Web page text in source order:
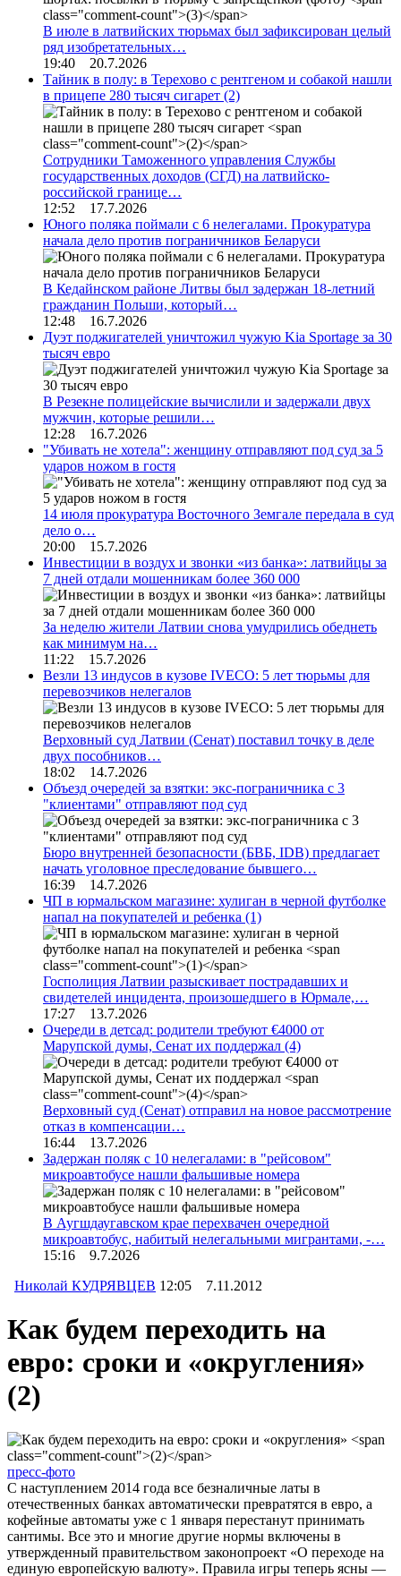
В июле в латвийских тюрьмах был зафиксирован целый
ряд изобретательных…
19:40 20.7.2026
Тайник в полу: в Терехово с рентгеном и собакой нашли
в прицепе 280 тысяч сигарет (2)
Сотрудники Таможенного управления Службы
государственных доходов (СГД) на латвийско-
российской границе…
12:52 17.7.2026
Юного поляка поймали с 6 нелегалами. Прокуратура
начала дело против пограничников Беларуси
В Кедайнском районе Литвы был задержан 18-летний
гражданин Польши, который…
12:48 16.7.2026
Дуэт поджигателей уничтожил чужую Kia Sportage за 30
тысяч евро
В Резекне полицейские вычислили и задержали двух
мужчин, которые решили…
12:28 16.7.2026
"Убивать не хотела": женщину отправляют под суд за 5
ударов ножом в гостя
14 июля прокуратура Восточного Земгале передала в суд
дело о…
20:00 15.7.2026
Инвестиции в воздух и звонки «из банка»: латвийцы за
7 дней отдали мошенникам более 360 000
За неделю жители Латвии снова умудрились обеднеть
как минимум на…
11:22 15.7.2026
Везли 13 индусов в кузове IVECO: 5 лет тюрьмы для
перевозчиков нелегалов
Верховный суд Латвии (Сенат) поставил точку в деле
двух пособников…
18:02 14.7.2026
Объезд очередей за взятки: экс-пограничника с 3
"клиентами" отправляют под суд
Бюро внутренней безопасности (БВБ, IDB) предлагает
начать уголовное преследование бывшего…
16:39 14.7.2026
ЧП в юрмальском магазине: хулиган в черной футболке
напал на покупателей и ребенка (1)
Госполиция Латвии разыскивает пострадавших и
свидетелей инцидента, произошедшего в Юрмале,…
17:27 13.7.2026
Очереди в детсад: родители требуют €4000 от
Марупской думы, Сенат их поддержал (4)
Верховный суд (Сенат) отправил на новое рассмотрение
отказ в компенсации…
16:44 13.7.2026
Задержан поляк с 10 нелегалами: в "рейсовом"
микроавтобусе нашли фальшивые номера
В Аугшдаугавском крае перехвачен очередной
микроавтобус, набитый нелегальными мигрантами, -…
15:16 9.7.2026
Николай КУДРЯВЦЕВ 12:05 7.11.2012
Как будем переходить на
евро: сроки и «округления»
(2)
пресс-фото
С наступлением 2014 года все безналичные латы в
отечественных банках автоматически превратятся в евро, а
кофейные автоматы уже с 1 января перестанут принимать
сантимы. Все это и многие другие нормы включены в
утвержденный правительством законопроект «О переходе на
единую европейскую валюту». Правила игры теперь ясны —